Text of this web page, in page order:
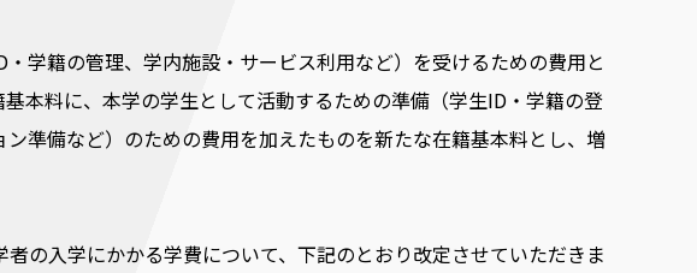
学籍の管理、学内施設・サービス利用など）を受けるための費用と
本料に、本学の学生として活動するための準備（学生ID・学籍の登
準備など）のための費用を加えたものを新たな在籍基本料とし、増
の入学にかかる学費について、下記のとおり改定させていただきま